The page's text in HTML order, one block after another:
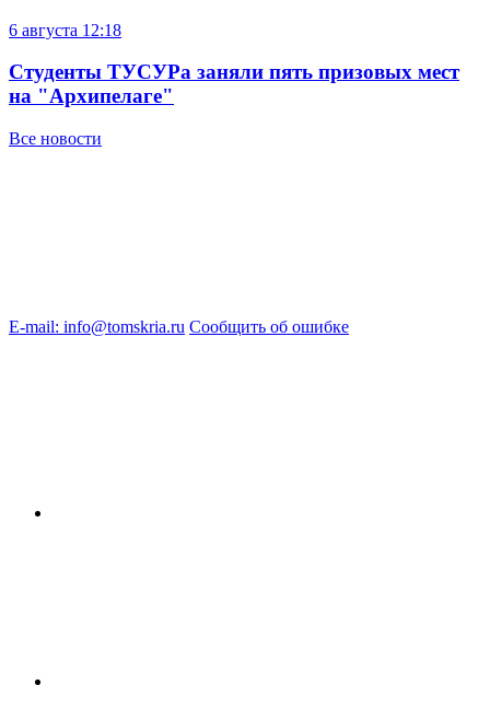
6 августа 12:18
Студенты ТУСУРа заняли пять призовых мест
на "Архипелаге"
Все новости
E-mail: info@tomskria.ru Сообщить об ошибке